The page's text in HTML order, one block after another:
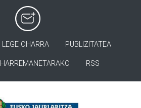
LEGE OHARRA PUBLIZITATEA
HARREMANETARAKO RSS